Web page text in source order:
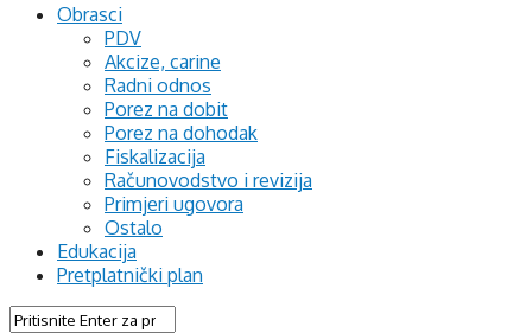
Obrasci
PDV
Akcize, carine
Radni odnos
Porez na dobit
Porez na dohodak
Fiskalizacija
Računovodstvo i revizija
Primjeri ugovora
Ostalo
Edukacija
Pretplatnički plan